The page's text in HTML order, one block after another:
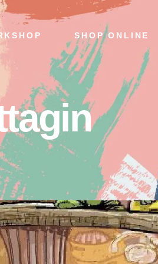
SHOP ONLINE